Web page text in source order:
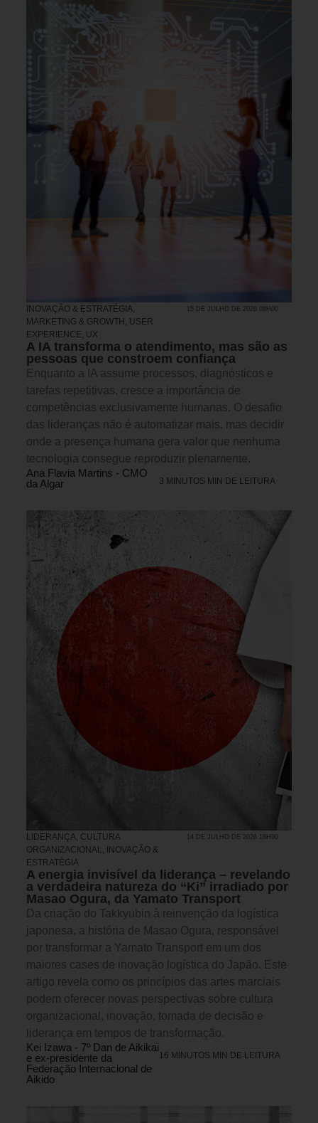
INOVAÇÃO & ESTRATÉGIA,
MARKETING & GROWTH , USER
EXPERIENCE, UX
15 DE JULHO DE 2026 08H00
A IA transforma o atendimento, mas são as
pessoas que constroem confiança
Enquanto a IA assume processos, diagnósticos e
tarefas repetitivas, cresce a importância de
competências exclusivamente humanas. O desafio
das lideranças não é automatizar mais, mas decidir
onde a presença humana gera valor que nenhuma
tecnologia consegue reproduzir plenamente.
Ana Flavia Martins - CMO
da Algar
3 MINUTOS MIN DE LEITURA
LIDERANÇA, CULTURA
ORGANIZACIONAL,
INOVAÇÃO &
ESTRATÉGIA
14 DE JULHO DE 2026 18H00
A energia invisível da liderança – revelando
a verdadeira natureza do “Ki” irradiado por
Masao Ogura, da Yamato Transport
Da criação do Takkyubin à reinvenção da logística
japonesa, a história de Masao Ogura, responsável
por transformar a Yamato Transport em um dos
maiores cases de inovação logística do Japão. Este
artigo revela como os princípios das artes marciais
podem oferecer novas perspectivas sobre cultura
organizacional, inovação, tomada de decisão e
liderança em tempos de transformação.
Kei Izawa - 7º Dan de Aikikai
e ex-presidente da
Federação Internacional de
Aikido
16 MINUTOS MIN DE LEITURA